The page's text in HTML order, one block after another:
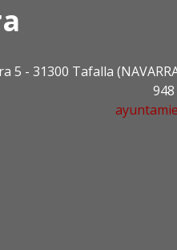
5 - 31300 Tafalla
948